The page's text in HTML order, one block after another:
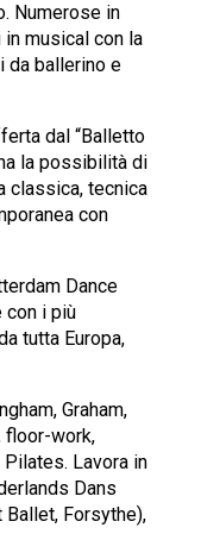
Numerose in
musical con la
da ballerino e
dal “Balletto
la possibilità di
classica, tecnica
con
Dance
con i più
tutta Europa,
Graham,
floor-work,
Pilates. Lavora in
Dans
Ballet, Forsythe),